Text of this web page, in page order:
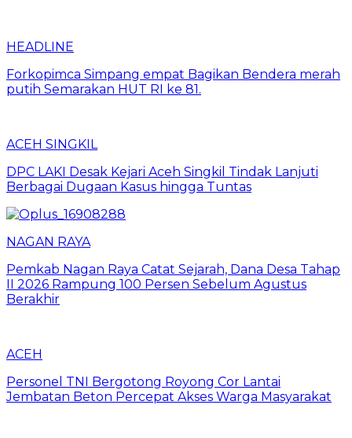
HEADLINE
Forkopimca Simpang empat Bagikan Bendera merah
putih Semarakan HUT RI ke 81.
ACEH SINGKIL
DPC LAKI Desak Kejari Aceh Singkil Tindak Lanjuti
Berbagai Dugaan Kasus hingga Tuntas
NAGAN RAYA
Pemkab Nagan Raya Catat Sejarah, Dana Desa Tahap
II 2026 Rampung 100 Persen Sebelum Agustus
Berakhir
ACEH
Personel TNI Bergotong Royong Cor Lantai
Jembatan Beton Percepat Akses Warga Masyarakat